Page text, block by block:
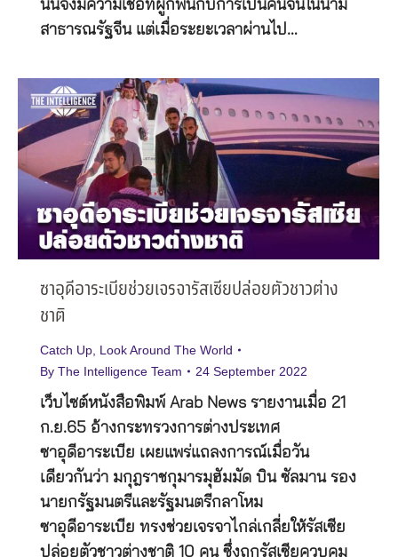
นั้นจึงมีความเชื่อที่ผูกพันกับการเป็นคนจีนในนาม
สาธารณรัฐจีน แต่เมื่อระยะเวลาผ่านไป…
ซาอุดีอาระเบียช่วยเจรจารัสเซียปล่อยตัวชาวต่าง
ชาติ
Catch Up Look Around The World
By The Intelligence Team 24 September 2022
เว็บไซต์หนังสือพิมพ์ Arab News รายงานเมื่อ 21
ก.ย.65 อ้างกระทรวงการต่างประเทศ
ซาอุดีอาระเบีย เผยแพร่แถลงการณ์เมื่อวัน
เดียวกันว่า มกุฎราชกุมารมุฮัมมัด บิน ซัลมาน รอง
นายกรัฐมนตรีและรัฐมนตรีกลาโหม
ซาอุดีอาระเบีย ทรงช่วยเจรจาไกล่เกลี่ยให้รัสเซีย
ปล่อยตัวชาวต่างชาติ 10 คน ซึ่งถูกรัสเซียควบคุม